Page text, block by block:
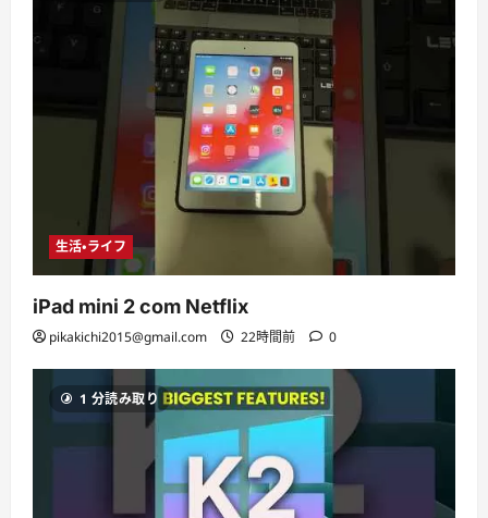
生活・ライフ
iPad mini 2 com Netflix
pikakichi2015@gmail.com 22時間前 0
1 分読み取り